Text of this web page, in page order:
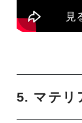
5. マテリ